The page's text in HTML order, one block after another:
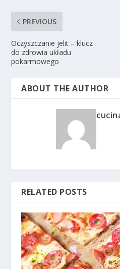
PREVIOUS
Oczyszczanie jelit – klucz
do zdrowia układu
pokarmowego
ABOUT THE AUTHOR
RELATED POSTS